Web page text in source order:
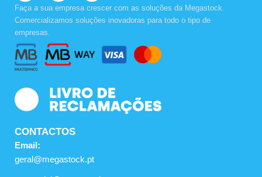
c
e
o
o
k
s
t
r
a
m
u
t
u
e
Faça a sua empresa crescer com as soluções da Megastock.
Comercializamos soluções inovadoras para todo o tipo de
empresas.
CONTACTOS
Email:
geral@megastock.pt